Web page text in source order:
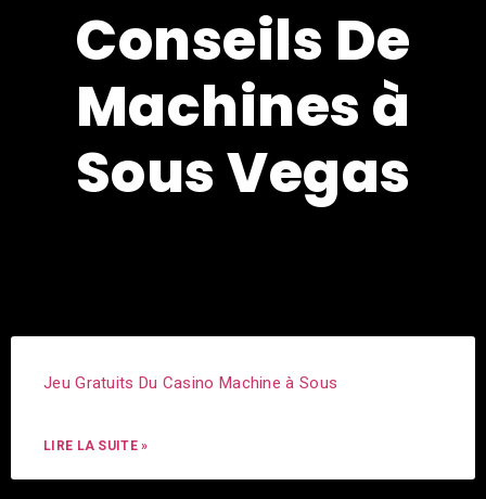
Conseils De
Machines à
Sous Vegas
Jeu Gratuits Du Casino Machine à Sous
LIRE LA SUITE »